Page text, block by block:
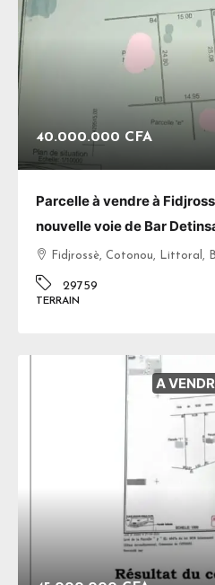
40.000.000 CFA
Parcelle à vendre à
nouvelle voie de Bar
Fidjrossè, Cotonou, Littoral,
29759
TERRAIN
A